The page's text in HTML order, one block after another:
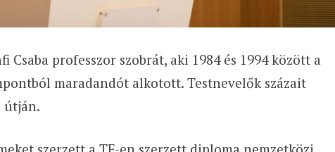
professzor szobrát, aki 1984 és 1994 között a
maradandót alkotott. Testnevelők százait
útján.